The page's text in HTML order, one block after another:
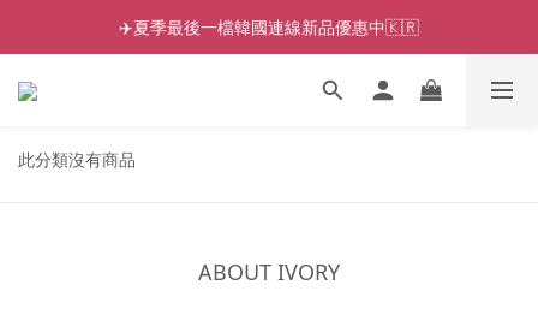
✈️夏季最後一檔韓國連線新品優惠中🇰🇷
此分類沒有商品
ABOUT IVORY